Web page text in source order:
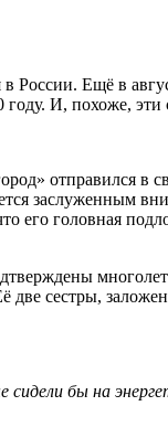
Ещё в
И, похоже, эти
отправился в
заслуженным
его головная
сестры,
бы на